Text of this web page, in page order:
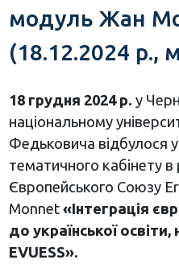
модуль Жан
(18.12.2024 р.,
18 грудня 2024 р. у
національному
Федьковича відбулося
тематичного кабінету
Європейського Союзу
Monnet «Інтеграція
до української
EVUESS».